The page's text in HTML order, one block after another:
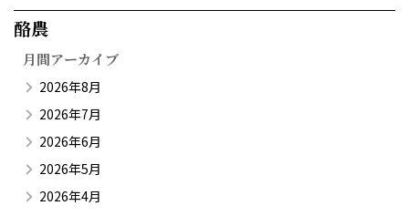
酪農​
月間アーカイブ
2026年8月
2026年7月
2026年6月
2026年5月
2026年4月